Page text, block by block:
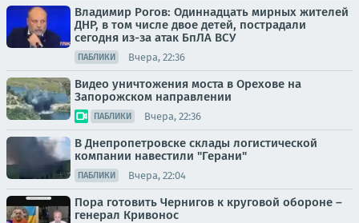
Владимир Рогов: Одиннадцать мирных жителей
ДНР, в том числе двое детей, пострадали
сегодня из-за атак БпЛА ВСУ
ПАБЛИКИ Вчера, 22:36
Видео уничтожения моста в Орехове на
Запорожском направлении
ПАБЛИКИ Вчера, 22:36
В Днепропетровске склады логистической
компании навестили "Герани"
ПАБЛИКИ Вчера, 22:04
Пора готовить Чернигов к круговой обороне –
генерал Кривонос